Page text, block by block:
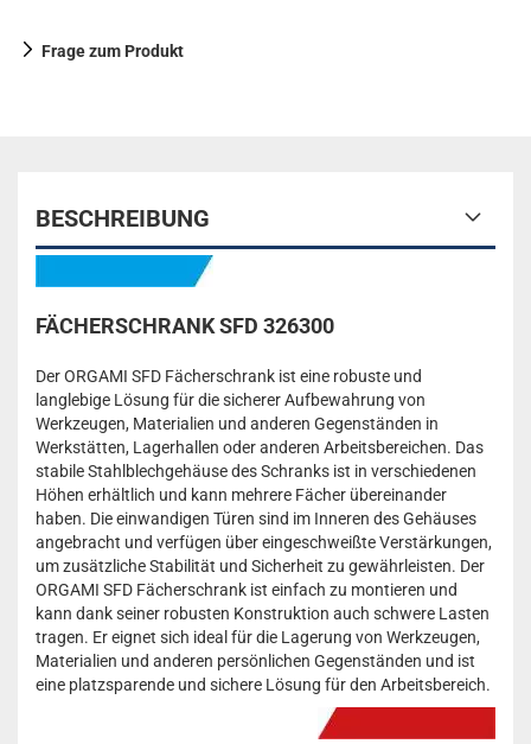
Frage zum Produkt
BESCHREIBUNG
FÄCHERSCHRANK SFD 326300
Der ORGAMI SFD Fächerschrank ist eine robuste und
langlebige Lösung für die sicherer Aufbewahrung von
Werkzeugen, Materialien und anderen Gegenständen in
Werkstätten, Lagerhallen oder anderen Arbeitsbereichen. Das
stabile Stahlblechgehäuse des Schranks ist in verschiedenen
Höhen erhältlich und kann mehrere Fächer übereinander
haben. Die einwandigen Türen sind im Inneren des Gehäuses
angebracht und verfügen über eingeschweißte Verstärkungen,
um zusätzliche Stabilität und Sicherheit zu gewährleisten. Der
ORGAMI SFD Fächerschrank ist einfach zu montieren und
kann dank seiner robusten Konstruktion auch schwere Lasten
tragen. Er eignet sich ideal für die Lagerung von Werkzeugen,
Materialien und anderen persönlichen Gegenständen und ist
eine platzsparende und sichere Lösung für den Arbeitsbereich.